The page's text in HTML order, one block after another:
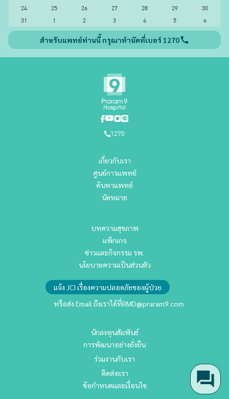
24
25 26 27 28 29
30
31
1 2 3 4 5 6
สำหรับแพทย์ท่านนี้ กรุณาทำนัดที่เบอร์ 1270
1270
เกี่ยวกับเรา
ศูนย์การแพทย์
ค้นหาแพทย์
นัดหมาย
บทความสุขภาพ
แพ็กเกจ
ข่าวและกิจกรรม รพ.
นโยบายความเป็นส่วนตัว
แจ้ง JCI เรื่องความปลอดภัยของผู้ป่วย
หรือส่ง Email ถึงเราได้ที่RMD@praram9.com
นักลงทุนสัมพันธ์
การพัฒนาอย่างยั่งยืน
ร่วมงานกับเรา
ติดต่อเรา
ข้อกำหนดและเงื่อนไข